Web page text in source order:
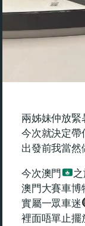
兩姊妹仲放緊
今次就決定
出發前我當然
今次澳門
澳門大賽車博
實屬一眾車迷
裡面唔單止擺